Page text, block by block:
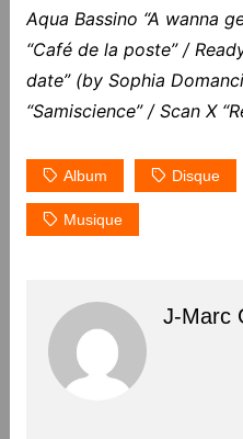
Aqua Bassino “A wanna
“Café de la poste” /
date” (by Sophia
“Samiscience” / Scan X
Album Disque
Musique
J-Marc